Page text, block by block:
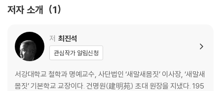
덕이 출렁출렁하게 드러나지 않은 채로
영감이 피어나는 순간에
모르는 곳으로 넘어가려고 발버둥 치면서
우주를 겨드랑이에 낀 채로
제3부 신의 있는 사람
저자 소개 1
저 최진석
관심작가 알림신청
서강대학교 철학과 명예교수, 사단법인 ‘새말새몸짓’ 이사장, ‘새말새
몸짓’ 기본학교 교장이다. 건명원(建明苑) 초대 원장을 지냈다. 195